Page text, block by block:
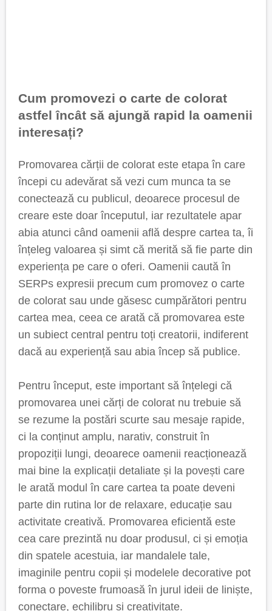
Cum promovezi o carte de colorat
astfel încât să ajungă rapid la oamenii
interesați?
Promovarea cărții de colorat este etapa în care
începi cu adevărat să vezi cum munca ta se
conectează cu publicul, deoarece procesul de
creare este doar începutul, iar rezultatele apar
abia atunci când oamenii află despre cartea ta, îi
înțeleg valoarea și simt că merită să fie parte din
experiența pe care o oferi. Oamenii caută în
SERPs expresii precum cum promovez o carte
de colorat sau unde găsesc cumpărători pentru
cartea mea, ceea ce arată că promovarea este
un subiect central pentru toți creatorii, indiferent
dacă au experiență sau abia încep să publice.
Pentru început, este important să înțelegi că
promovarea unei cărți de colorat nu trebuie să
se rezume la postări scurte sau mesaje rapide,
ci la conținut amplu, narativ, construit în
propoziții lungi, deoarece oamenii reacționează
mai bine la explicații detaliate și la povești care
le arată modul în care cartea ta poate deveni
parte din rutina lor de relaxare, educație sau
activitate creativă. Promovarea eficientă este
cea care prezintă nu doar produsul, ci și emoția
din spatele acestuia, iar mandalele tale,
imaginile pentru copii și modelele decorative pot
forma o poveste frumoasă în jurul ideii de liniște,
conectare, echilibru și creativitate.